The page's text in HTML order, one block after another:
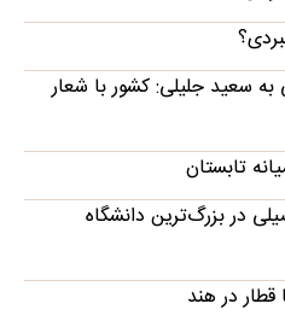
سعید جلیلی: کشور با شعار
تابستان
در بزرگ‌ترین دانشگاه
در هند